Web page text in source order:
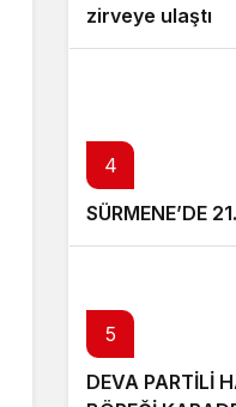
zirveye ulaştı
4
SÜRMENE’DE
5
DEVA PARTİLİ